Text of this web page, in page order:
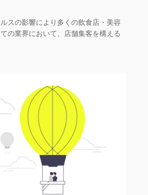
スの影響により多くの飲食店・美容
の業界において、店舗集客を構える